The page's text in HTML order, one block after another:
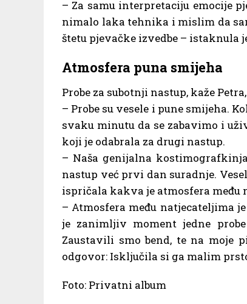
– Za samu interpretaciju emocije
nimalo laka tehnika i mislim da
štetu pjevačke izvedbe – istaknula
Atmosfera puna smijeha
Probe za subotnji nastup, kaže
– Probe su vesele i pune smijeha.
svaku minutu da se zabavimo i
koji je odabrala za drugi nastup.
– Naša genijalna kostimografkinja
nastup već prvi dan suradnje.
ispričala kakva je atmosfera među
– Atmosfera među natjecateljima
je zanimljiv moment jedne
Zaustavili smo bend, te na moje
odgovor: Isključila si ga malim
Foto: Privatni album